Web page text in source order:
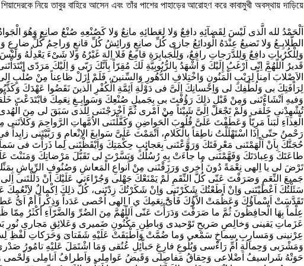
নিয়ে তাবুর বাহিরে আসেন এবং তাঁর পাশের পাহাড়ের আরোহণ করে কাবামুখী অবস্থায় দাড়িয়ে
اَلْحَمْدُ لله الَّذى لَيْسَ لِقَضآئِهِ دافِعٌ وَلا لِعَطائِهِ مانِعٌ وَلا كَصُنْعِهِ صُنْعُ صانِعٍ وَهُوَ
الطَّلايِـعُ وَلا تَضيعُ عِنْدَهُ الْوَدائِعُ جازى كُلِّ صانِعٍ وَرائِشُ كُلِّ قانعٍ وَراحِمُ كُلِّ ضارِعٍ
وَلِلْكُرُباتِ دافِعٌ وَلِلدَّرَجاتِ رافِعٌ، وَلِلْجَبابِرَةِ قامِعٌ فَلا اِلهَ غَيْرُهُ وَلا شَىْءَ يَعْدِلُهُ
قَديرٌ اَللّهُمَّ اِنّى اَرْغَبُ إِلَيْكَ وَ اَشْهَدُ بِالرُّبُوبِيَّةِ لَكَ مُقِرّاً بِاَنَّكَ رَبّى وَ اِلَيْكَ مَرَدّى
الاَصْلابَ آمِناً لِرَيْبِ الْمَنُونِ وَاخْتِلافِ الدُّهُورِ وَالسِّنينَ، فَلَمْ اَزَلْ ظاعِناً مِنْ صُلْبٍ
لِرَاْفَتِكَ بى وَلُطْفِكَ لى وَاِحْسانِكَ اِلَىَّ فى دَوْلَةِ اَئِمَّةِ الْكُفْرِ الَّذينَ نَقَضُوا عَهْدَكَ
وَفيهِ اَنْشَاءْتَنى وَمِنْ قَبْلِ ذلِكَ رَؤُفْتَ بى بِجَميلِ صُنْعِكَ وَسَوابِـغِ نِعَمِكَ فابْتَدَعْتَ
تُشْهِدْنى خَلْقى وَلَمْ تَجْعَلْ اِلَىَّ شَيْئاً مِنْ اَمْرى ثُمَّ اَخْرَجْتَنى لِلَّذى سَبَقَ لى مِنَ الْهُدى
الْغِذآءِ لَبَناً مَرِيّاً وَعَطَفْتَ عَلَىَّ قُلُوبَ الْحَواضِنِ وَكَفَّلْتَنى الاُمَّهاتِ الرَّواحِمَ
رَحْمنُ حتّى اِذَا اسْتَهْلَلْتُ ناطِقاً بِالْكَلامِ، اَتْمَمْتَ عَلَىَّ سَوابغَ الاِنْعامِ وَ رَبَّيْتَنى
حُجَتَّكَ بِاَنْ اَلْهَمْتَنى مَعْرِفَتَكَ وَرَوَّعْتَنى بِعَجائِبِ حِكْمَتِكَ وَاَيْقَظْتَنى لِما ذَرَاْتَ فى
طاعَتَكَ وَعِبادَتَكَ وَفَهَّمْتَنى ما جاَّءَتْ بِهِ رُسُلُكَ وَيَسَّرْتَ لى تَقَبُّلَ مَرْضاتِكَ وَمَنَنْتَ
تَرْضَ لى يا اِلهى نِعْمَةً دُونَ اُخرى وَرَزَقْتَنى مِنْ اَنواعِ الْمَعاشِ وَصُنُوفِ الرِّياشِ
جَميعَ النِّعَمِ وَصَرَفْتَ عَنّى كُلَّ النِّقَمِ لَمْ يَمْنَعْكَ جَهْلى وَجُرْاءَتى عَلَيْكَ اَنْ دَلَلْتَنى اِلى
سَئَلْتُكَ اَعْطَيْتَنى وَاِنْ اَطَعْتُكَ شَكَرْتَنى وَاِنْ شَكَرْتُكَ زِدْتَنى، كُلُّ ذلِكَ اِكْمالٌ
تَقَدَّسَتْ اَسْمآؤُكَ وَعَظُمَتْ الاَّؤُكَ فَأَىَُّ نِعَمِكَ ي ا اِلهى اُحْصى عَدَداً وَذِكْراً أمْْ اَىُّ
عِلْماً بِهَا الْحافِظُونَ ثُمَّ ما صَرَفْتَ وَدَرَأْتَ عَنّى اَللّهُمَّ مِنَ الضُرِّ وَالضَّرّآءِ أكْثَرُ مِمّا
عَزَماتِ يَقينى وَخالِصِ صَريحِ تَوْحيدى وَباطِنِ مَكْنُونِ ضَميرى وَعَلائِقِ مَجارى
عِرْنينى وَمَسارِبِ سِماخِ سَمْعى وَما ضُمَّتْ وَاَطْبَقَتْ عَلَيْهِ شَفَتاىَ وَحَرَكاتِ لَفْظِ
وَمَشْرَبى وَحِمالَةِ اُمِّ رَاءْسى وَبُلُوعِ فارِغِ حَباَّئِلِ عُنُقى وَمَا اشْتَمَلَ عَليْهِ تامُورُ
حَوَتْهُ شَراسيفُ اَضْلاعى وَحِقاقُ مَفاصِلى وَقَبضُ عَوامِلى وَاَطرافُ اَنامِلى